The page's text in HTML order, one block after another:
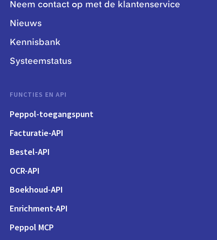
Neem contact op met de klantenservice
Nieuws
Kennisbank
Systeemstatus
FUNCTIES EN API
Peppol-toegangspunt
Facturatie-API
Bestel-API
OCR-API
Boekhoud-API
Enrichment-API
Peppol MCP